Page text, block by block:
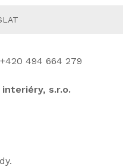
494 664 279
s.r.o.